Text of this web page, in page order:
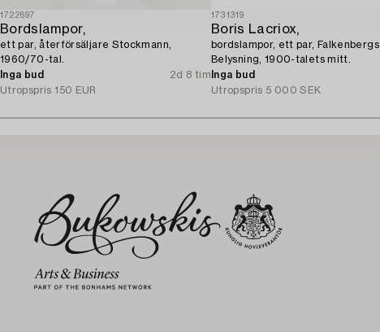
1722697
Bordslampor,
ett par, återförsäljare Stockmann,
1960/70-tal.
Inga bud
2d 8 tim
Utropspris 150 EUR
1731319
Boris Lacriox,
bordslampor, ett par, Falkenbergs
Belysning, 1900-talets mitt.
Inga bud
Utropspris 5 000 SEK